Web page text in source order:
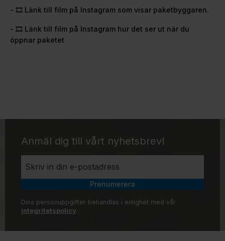
- 🎞️ Länk till film på Instagram som visar paketbyggaren.
- 🎞️ Länk till film på Instagram hur det ser ut när du
öppnar paketet
Anmäl dig till vårt nyhetsbrev!
Prenumerera
Dina personuppgifter behandlas i enlighet med vår
integritetspolicy.